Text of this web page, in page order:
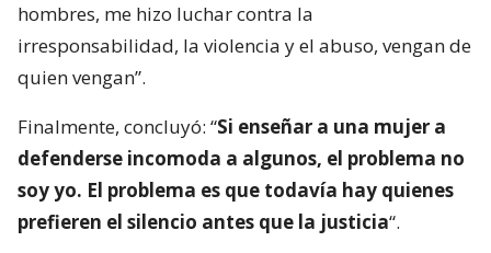
hombres, me hizo luchar contra la
irresponsabilidad, la violencia y el abuso, vengan de
quien vengan”.
Finalmente, concluyó: “Si enseñar a una mujer a
defenderse incomoda a algunos, el problema no
soy yo. El problema es que todavía hay quienes
prefieren el silencio antes que la justicia“.